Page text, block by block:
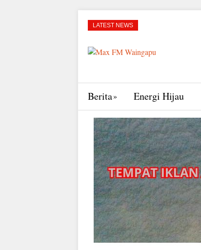
LATEST NEWS
Berita Energi Hijau